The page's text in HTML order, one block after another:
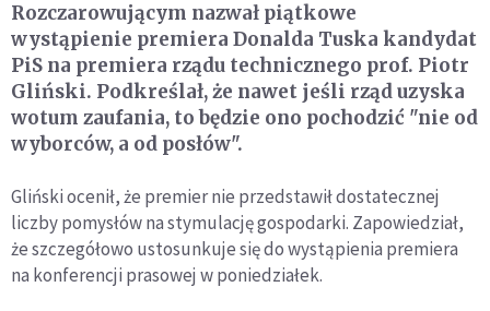
Rozczarowującym nazwał piątkowe
wystąpienie premiera Donalda Tuska kandydat
PiS na premiera rządu technicznego prof. Piotr
Gliński. Podkreślał, że nawet jeśli rząd uzyska
wotum zaufania, to będzie ono pochodzić "nie od
wyborców, a od posłów".
Gliński ocenił, że premier nie przedstawił dostatecznej
liczby pomysłów na stymulację gospodarki. Zapowiedział,
że szczegółowo ustosunkuje się do wystąpienia premiera
na konferencji prasowej w poniedziałek.